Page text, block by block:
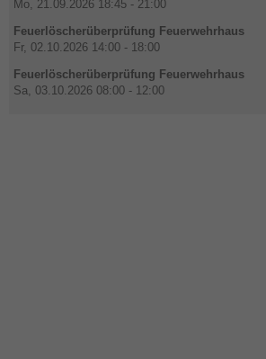
Mo, 21.09.2026 18:45 - 21:00
Feuerlöscherüberprüfung Feuerwehrhaus
Fr, 02.10.2026 14:00 - 18:00
Feuerlöscherüberprüfung Feuerwehrhaus
Sa, 03.10.2026 08:00 - 12:00